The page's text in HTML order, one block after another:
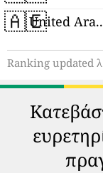
🇦🇪 United
Ranking updated